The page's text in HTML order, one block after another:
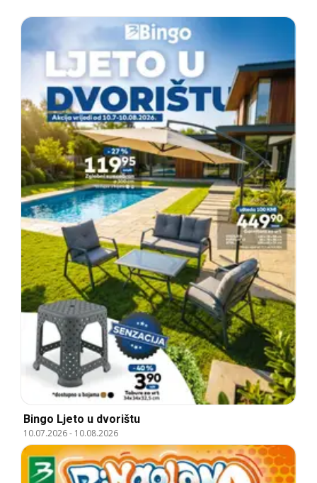
Bingo Ljeto u dvorištu
10.07.2026- 10.08.2026